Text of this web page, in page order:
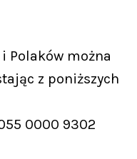
Polaków można
z poniższych
0000 9302